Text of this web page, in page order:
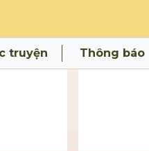
truyện Thông báo